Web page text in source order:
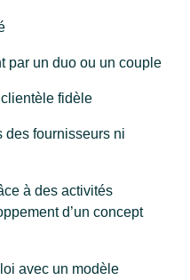
par un duo ou un couple
fidèle
des fournisseurs ni
à des activités
d’un concept
avec un modèle